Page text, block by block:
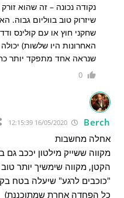
נקודה נכונה – זה שהוא
האחרונות היו שלשות)
שנראה אחד מתפקד יותר
0
Berch
אחלה מחשבות
מקווה ששייק מילטון יככב
הקטן, מקווה שימשיך יותר
"כוכבים לרגע" שיעלה בטח
כל הפחדה אחרת שמתוכננת)